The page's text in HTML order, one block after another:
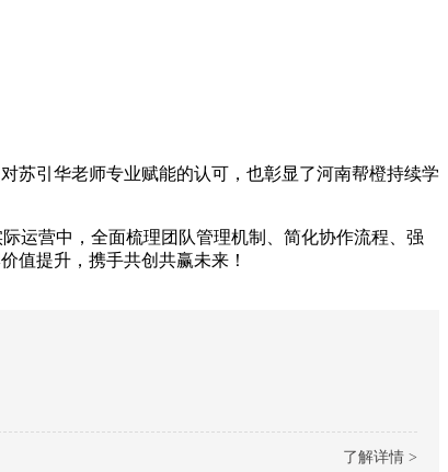
苏引华老师专业赋能的认可，也彰显了河南帮橙持续学
运营中，全面梳理团队管理机制、简化协作流程、强
值提升，携手共创共赢未来！
了解详情 >